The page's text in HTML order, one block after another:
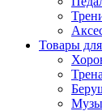
Товары